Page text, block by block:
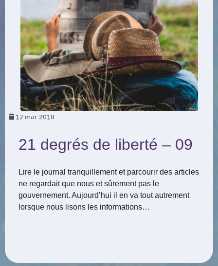
12 mar 2018
21 degrés de liberté – 09
Lire le journal tranquillement et parcourir des articles
ne regardait que nous et sûrement pas le
gouvernement. Aujourd’hui il en va tout autrement
lorsque nous lisons les informations…